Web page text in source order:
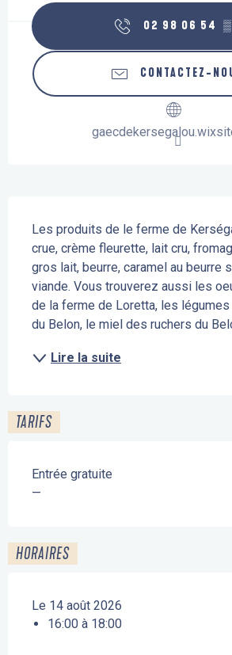
02 98 06 54
CONTACTEZ-
Les produits de le ferme de
crue, crème fleurette, lait cru,
gros lait, beurre, caramel au beurre
viande. Vous trouverez aussi les
de la ferme de Loretta, les
du Belon, le miel des ruchers du
Lire la suite
TARIFS
Entrée gratuite
—
HORAIRES
Le 14 août 2026
16:00 à 18:00